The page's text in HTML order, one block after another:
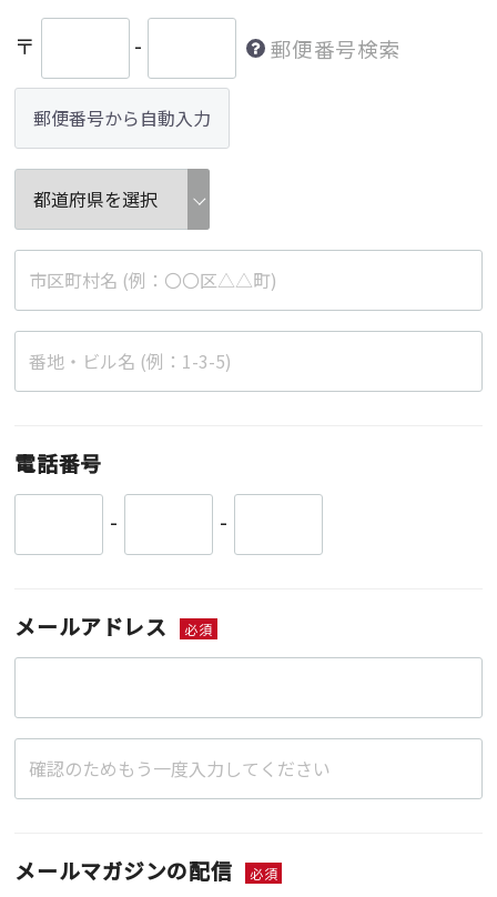
〒
- 郵便番号検索
郵便番号から自動入力
電話番号
-
-
メールアドレス 必須
メールマガジンの配信 必須